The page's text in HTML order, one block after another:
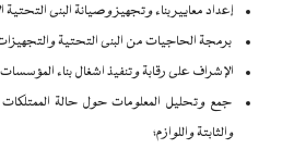
إعداد معايير بناء وتجهيز وصيانة البنى التحتية
برمجة الحاجيات من البنى التحتية
الإشراف على رقابة وتنفيذ اشغال بناء
جمع وتحليل المعلومات حول حالة
والثابتة واللوازم؛